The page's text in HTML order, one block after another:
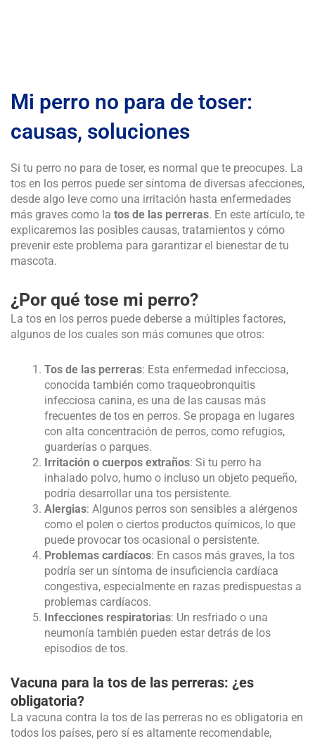
Mi perro no para de toser:
causas, soluciones
Si tu perro no para de toser, es normal que te preocupes. La
tos en los perros puede ser síntoma de diversas afecciones,
desde algo leve como una irritación hasta enfermedades
más graves como la tos de las perreras. En este artículo, te
explicaremos las posibles causas, tratamientos y cómo
prevenir este problema para garantizar el bienestar de tu
mascota.
¿Por qué tose mi perro?
La tos en los perros puede deberse a múltiples factores,
algunos de los cuales son más comunes que otros:
Tos de las perreras: Esta enfermedad infecciosa,
conocida también como traqueobronquitis
infecciosa canina, es una de las causas más
frecuentes de tos en perros. Se propaga en lugares
con alta concentración de perros, como refugios,
guarderías o parques.
Irritación o cuerpos extraños: Si tu perro ha
inhalado polvo, humo o incluso un objeto pequeño,
podría desarrollar una tos persistente.
Alergias: Algunos perros son sensibles a alérgenos
como el polen o ciertos productos químicos, lo que
puede provocar tos ocasional o persistente.
Problemas cardíacos: En casos más graves, la tos
podría ser un síntoma de insuficiencia cardíaca
congestiva, especialmente en razas predispuestas a
problemas cardíacos.
Infecciones respiratorias: Un resfriado o una
neumonía también pueden estar detrás de los
episodios de tos.
Vacuna para la tos de las perreras: ¿es
obligatoria?
La vacuna contra la tos de las perreras no es obligatoria en
todos los países, pero sí es altamente recomendable,